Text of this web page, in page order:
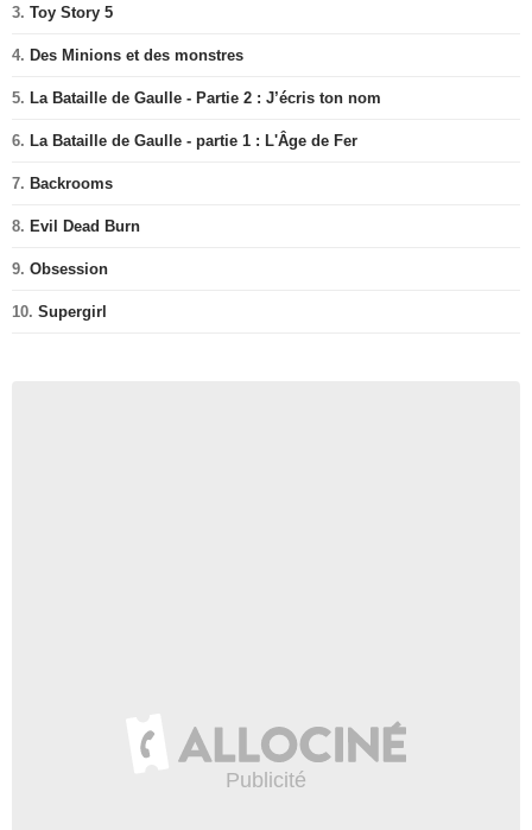
3. Toy Story 5
4. Des Minions et des monstres
5. La Bataille de Gaulle - Partie 2 : J’écris ton nom
6. La Bataille de Gaulle - partie 1 : L'Âge de Fer
7. Backrooms
8. Evil Dead Burn
9. Obsession
10. Supergirl